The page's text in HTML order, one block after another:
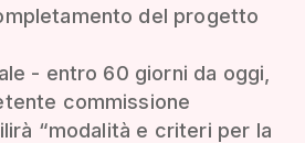
del progetto
- entro 60 giorni da oggi,
commissione
“modalità e criteri per la